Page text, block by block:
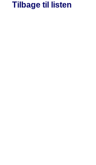
Tilbage til listen